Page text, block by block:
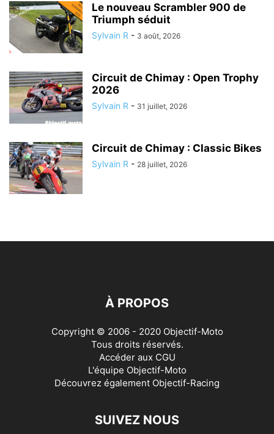
Le nouveau Scrambler 900 de
Triumph séduit
Sylvain R - 3 août, 2026
Circuit de Chimay : Open Trophy
2026
Sylvain R - 31 juillet, 2026
Circuit de Chimay : Classic Bikes
Sylvain R - 28 juillet, 2026
À PROPOS
Copyright © 2006 - 2020 Objectif-Moto
Tous droits réservés.
Accéder aux CGU
L'équipe Objectif-Moto
Découvrez également Objectif-Racing
SUIVEZ NOUS